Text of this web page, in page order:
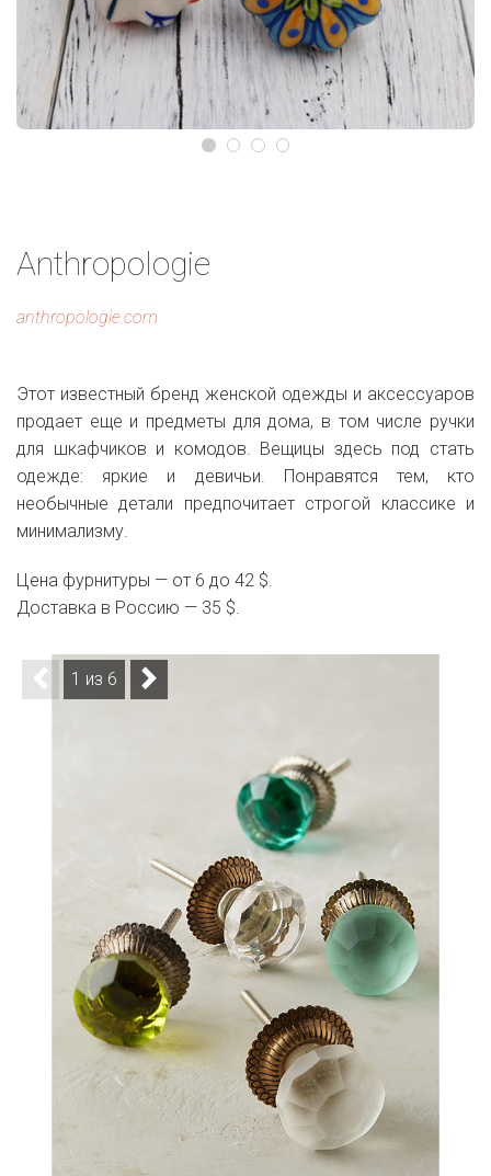
Аnthropologie
anthropologie.com
Этот известный бренд женской одежды и аксессуаров
продает еще и предметы для дома, в том числе ручки
для шкафчиков и комодов. Вещицы здесь под стать
одежде: яркие и девичьи. Понравятся тем, кто
необычные детали предпочитает строгой классике и
минимализму.
Цена фурнитуры — от 6 до 42 $.
Доставка в Россию — 35 $.
1 из 6